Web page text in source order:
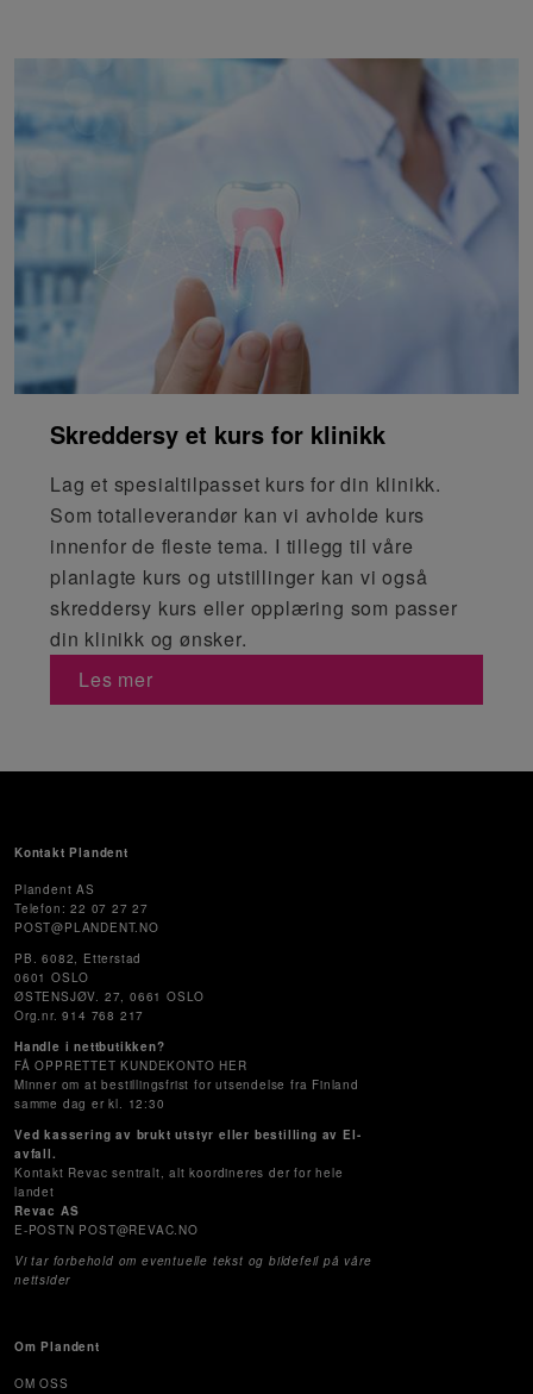
Skreddersy et kurs for klinikk
Lag et spesialtilpasset kurs for din klinikk.
Som totalleverandør kan vi avholde kurs
innenfor de fleste tema. I tillegg til våre
planlagte kurs og utstillinger kan vi også
skreddersy kurs eller opplæring som passer
din klinikk og ønsker.
Les mer
Kontakt Plandent
Plandent AS
Telefon: 22 07 27 27
POST@PLANDENT.NO
PB. 6082, Etterstad
0601 OSLO
ØSTENSJØV. 27, 0661 OSLO
Org.nr. 914 768 217
Handle i nettbutikken?
FÅ OPPRETTET KUNDEKONTO HER
Minner om at bestillingsfrist for utsendelse fra Finland
samme dag er kl. 12:30
Ved kassering av brukt utstyr eller bestilling av El-
avfall.
Kontakt Revac sentralt, alt koordineres der for hele
landet
Revac AS
E-POSTN POST@REVAC.NO
Vi tar forbehold om eventuelle tekst og bildefeil på våre
nettsider
Om Plandent
OM OSS